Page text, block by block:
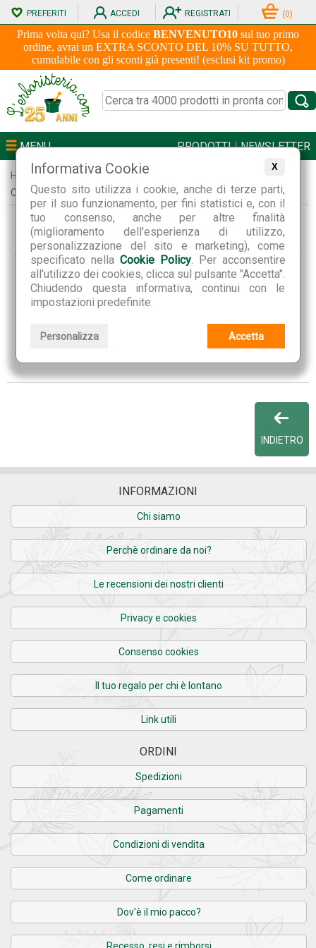
X
Informativa Cookie
Questo sito utilizza i cookie, anche di terze parti,
per il suo funzionamento, per fini statistici e, con il
tuo consenso, anche per altre finalità
(miglioramento dell'esperienza di utilizzo,
personalizzazione del sito e marketing), come
specificato nellaCookie Policy. Per acconsentire
all'utilizzo dei cookies, clicca sul pulsante "Accetta".
Chiudendo questa informativa, continui con le
impostazioni predefinite.
Personalizza Accetta
Prima volta qui? Usa il codice BENVENUTO10 sul tuo primo
ordine, avrai un EXTRA SCONTO DEL 10% SU TUTTO,
cumulabile con gli sconti già presenti! (esclusi kit promo)
PREFERITI ACCEDI REGISTRATI (0)
MENU PRODOTTI | NEWSLETTER
Home Informazioni
Newsletter Lerboristeria.com
Cancellazione dalla Newsletter
Cancellazione dalla newsletter
Se non vuoi più ricevere la nostra newsletter, inserisci
l'indirizzo da eliminare e clicca Invia:
INDIETRO
INFORMAZIONI
Chi siamo
Perchè ordinare da noi?
Le recensioni dei nostri clienti
Privacy e cookies
Consenso cookies
Il tuo regalo per chi è lontano
Link utili
ORDINI
Spedizioni
Pagamenti
Condizioni di vendita
Come ordinare
Dov'è il mio pacco?
Recesso, resi e rimborsi